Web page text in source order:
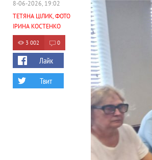
8-06-2026, 19:02
ТЕТЯНА ЦІЛИК, ФОТО
ІРИНА КОСТЕНКО
3 002 0
Лайк
Твит